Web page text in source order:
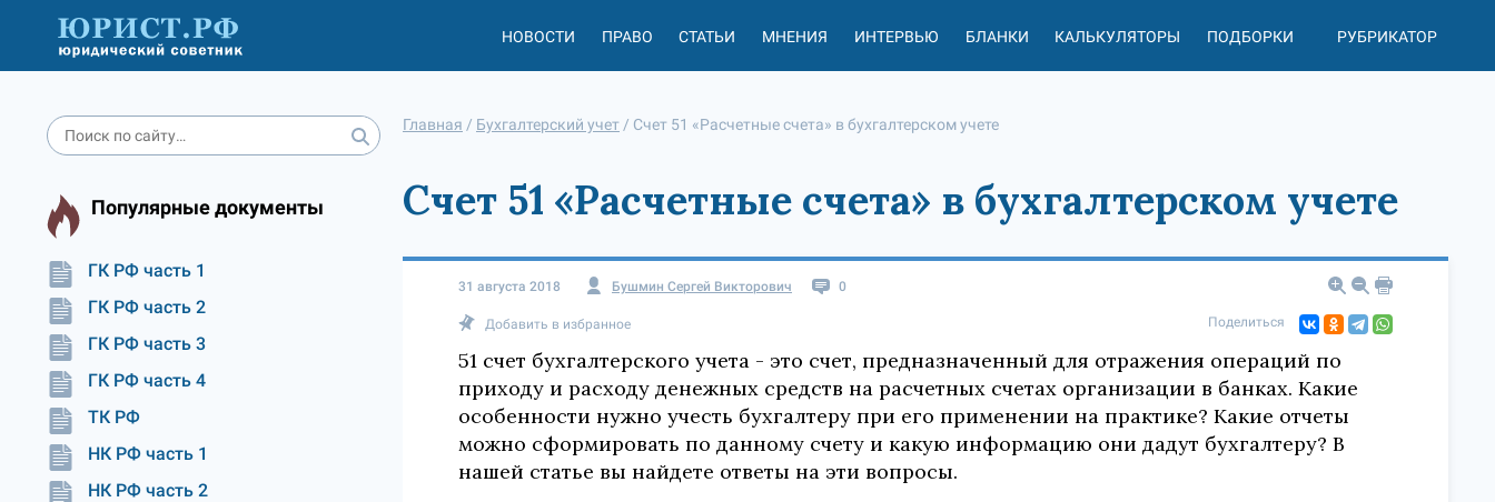
НОВОСТИ ПРАВО СТАТЬИ МНЕНИЯ ИНТЕРВЬЮ БЛАНКИ КАЛЬКУЛЯТОРЫ ПОДБОРКИ РУБРИКАТОР
Популярные документы
ГК РФ часть 1
ГК РФ часть 2
ГК РФ часть 3
ГК РФ часть 4
ТК РФ
НК РФ часть 1
НК РФ часть 2
Главная / Бухгалтерский учет / Счет 51 «Расчетные счета» в бухгалтерском учете
Счет 51 «Расчетные счета» в бухгалтерском учете
31 августа 2018 Бушмин Сергей Викторович 0
Добавить в избранное Поделиться
51 счет бухгалтерского учета - это счет, предназначенный для отражения операций по
приходу и расходу денежных средств на расчетных счетах организации в банках. Какие
особенности нужно учесть бухгалтеру при его применении на практике? Какие отчеты
можно сформировать по данному счету и какую информацию они дадут бухгалтеру? В
нашей статье вы найдете ответы на эти вопросы.